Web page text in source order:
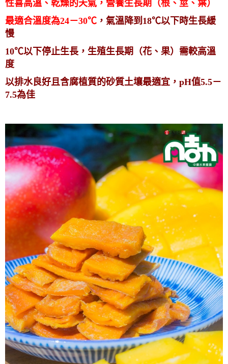
性喜高溫、乾燥的天氣，營養生長期（根、莖、葉）
最適合溫度為24－30℃ ，氣溫降到18℃以下時生長緩
慢
10℃以下停止生長，生殖生長期（花、果）需較高溫
度
以排水良好且含腐植質的砂質土壤最適宜，pH值5.5－
7.5為佳